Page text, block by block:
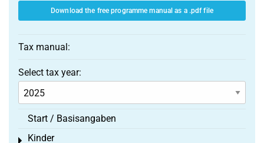
Download the free programme manual as a .pdf file
Tax manual:
Select tax year:
Start / Basisangaben
Kinder